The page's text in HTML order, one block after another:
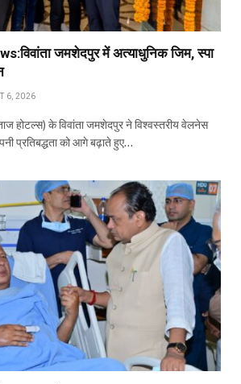
जमशेदपुर में अत्याधुनिक जिम, स्पा
6, 2026
होटल्स) के विवांता जमशेदपुर ने विश्वस्तरीय वेलनेस
प्रतिबद्धता को आगे बढ़ाते हुए…